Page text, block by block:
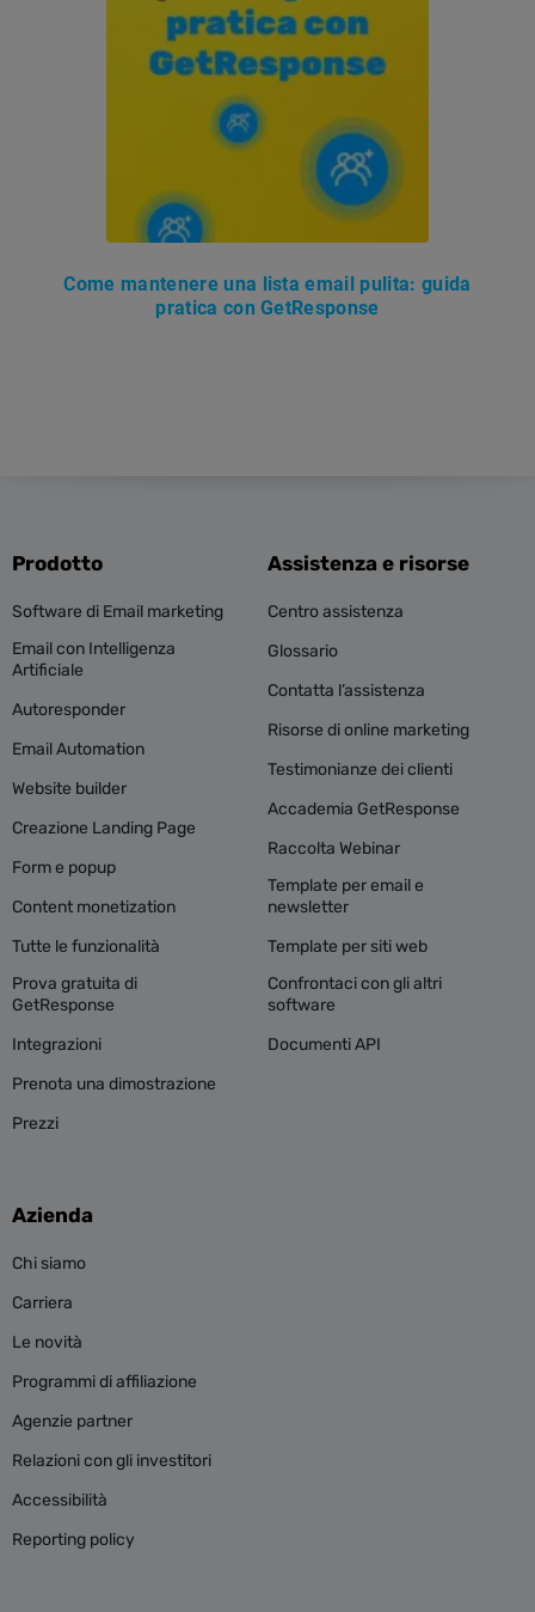
Come mantenere una lista email pulita: guida
pratica con GetResponse
Prodotto
Software di Email marketing
Email con Intelligenza
Artificiale
Autoresponder
Email Automation
Website builder
Creazione Landing Page
Form e popup
Content monetization
Tutte le funzionalità
Prova gratuita di
GetResponse
Integrazioni
Prenota una dimostrazione
Prezzi
Assistenza e risorse
Centro assistenza
Glossario
Contatta l’assistenza
Risorse di online marketing
Testimonianze dei clienti
Accademia GetResponse
Raccolta Webinar
Template per email e
newsletter
Template per siti web
Confrontaci con gli altri
software
Documenti API
Azienda
Chi siamo
Carriera
Le novità
Programmi di affiliazione
Agenzie partner
Relazioni con gli investitori
Accessibilità
Reporting policy